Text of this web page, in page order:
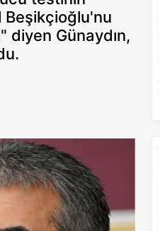
Beşikçioğlu'nu
diyen Günaydın,